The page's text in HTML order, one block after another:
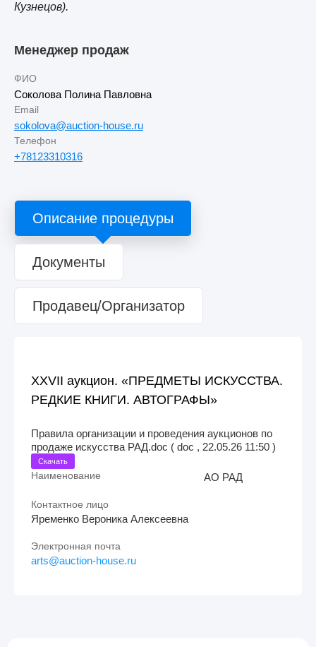
Кузнецов).
Менеджер продаж
ФИО
Соколова Полина Павловна
Email
sokolova@auction-house.ru
Телефон
+78123310316
Описание процедуры
Документы
Продавец/Организатор
XXVII аукцион. «ПРЕДМЕТЫ ИСКУССТВА.
РЕДКИЕ КНИГИ. АВТОГРАФЫ»
Правила организации и проведения аукционов по
продаже искусства РАД.doc ( doc , 22.05.26 11:50 )
Скачать
Наименование АО РАД
Контактное лицо
Яременко Вероника Алексеевна
Электронная почта
arts@auction-house.ru